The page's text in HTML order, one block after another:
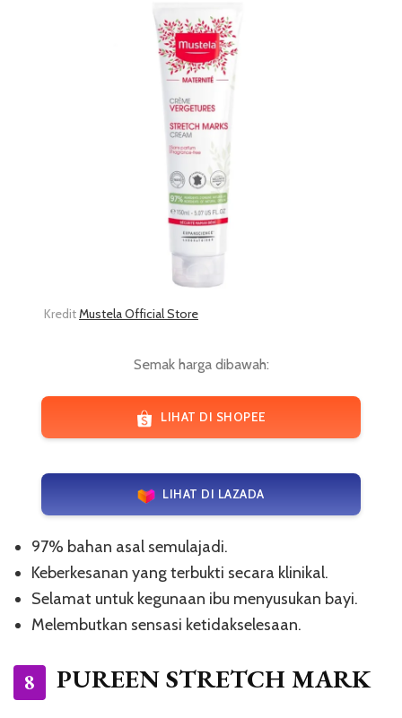
KreditMustela Official Store
Semak harga dibawah:
LIHAT DI SHOPEE
LIHAT DI LAZADA
97% bahan asal semulajadi.
Keberkesanan yang terbukti secara klinikal.
Selamat untuk kegunaan ibu menyusukan bayi.
Melembutkan sensasi ketidakselesaan.
8 PUREEN STRETCH MARK